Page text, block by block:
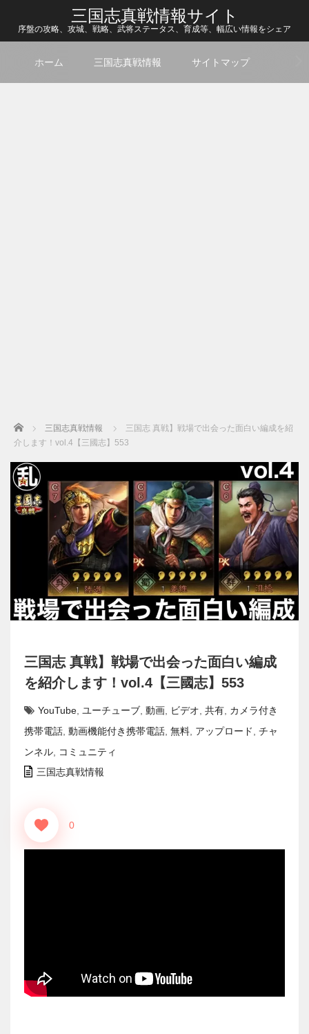
三国志真戦情報サイト
序盤の攻略、攻城、戦略、武将ステータス、育成等、幅広い情報をシェア
ホーム 三国志真戦情報 サイトマップ
Home 三国志真戦情報
三国志 真戦】戦場で出会った面白い編成を紹
介します！vol.4【三國志】553
三国志 真戦】戦場で出会った面白い編成
を紹介します！vol.4【三國志】553
YouTube ユーチューブ 動画 ビデオ 共有 カメラ付き
携帯電話 動画機能付き携帯電話 無料 アップロード
チャ
ンネル
コミュニティ
三国志真戦情報
0